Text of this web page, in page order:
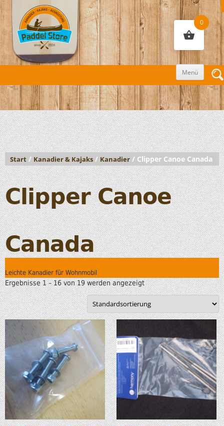
Menü
Zum
Inhalt
Start / Kanadier & Kajaks / Kanadier / Clipper Canoe Canada
Clipper Canoe
Canada
Leichte Kanadier für Wohnmobil
Ergebnisse 1 – 16 von 19 werden angezeigt
0